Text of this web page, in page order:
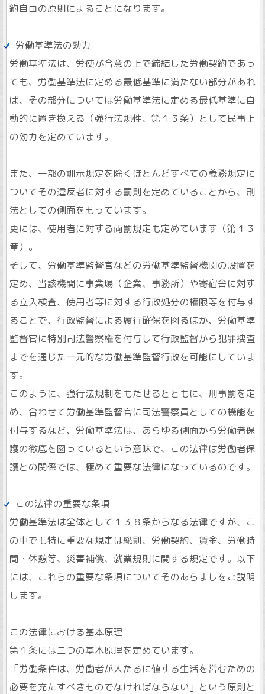
約自由の原則によることになります。
労働基準法の効力
労働基準法は、労使が合意の上で締結した労働契約であっ
ても、労働基準法に定める最低基準に満たない部分があれ
ば、その部分については労働基準法に定める最低基準に自
動的に置き換える（強行法規性、第１３条）として民事上
の効力を定めています。
また、一部の訓示規定を除くほとんどすべての義務規定に
ついてその違反者に対する罰則を定めていることから、刑
法としての側面をもっています。
更には、使用者に対する両罰規定も定めています（第１３
章）。
そして、労働基準監督官などの労働基準監督機関の設置を
定め、当該機関に事業場（企業、事務所）や寄宿舎に対す
る立入検査、使用者等に対する行政処分の権限等を付与す
ることで、行政監督による履行確保を図るほか、労働基準
監督官に特別司法警察権を付与して行政監督から犯罪捜査
までを通じた一元的な労働基準監督行政を可能にしていま
す。
このように、強行法規制をもたせるとともに、刑事罰を定
め、合わせて労働基準監督官に司法警察員としての機能を
付与するなど、労働基準法は、あらゆる側面から労働者保
護の徹底を図っているという意味で、この法律は労働者保
護との関係では、極めて重要な法律になっているのです。
この法律の重要な条項
労働基準法は全体として１３８条からなる法律ですが、こ
の中でも特に重要な規定は総則、労働契約、賃金、労働時
間・休憩等、災害補償、就業規則に関する規定です。以下
には、これらの重要な条項についてそのあらましをご説明
します。
この法律における基本原理
第１条には二つの基本原理を定めています。
「労働条件は、労働者が人たるに値する生活を営むための
必要を充たすべきものでなければならない」という原則と